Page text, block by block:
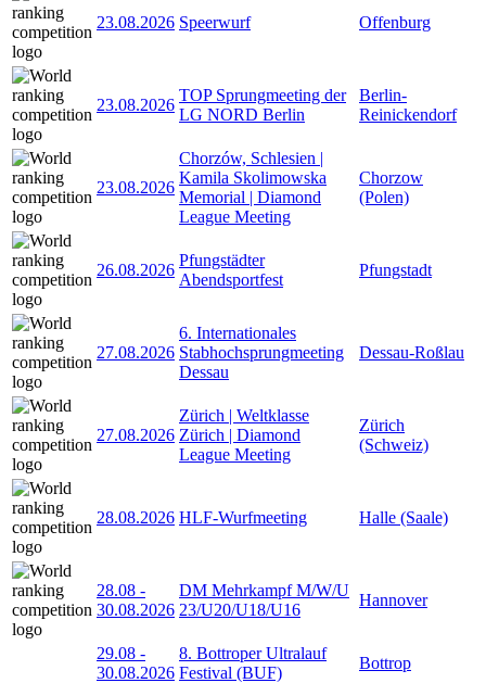
23.08.2026 Speerwurf Offenburg
23.08.2026
TOP Sprungmeeting der
LG NORD Berlin
Berlin-
Reinickendorf
23.08.2026
Chorzów, Schlesien |
Kamila Skolimowska
Memorial | Diamond
League Meeting
Chorzow
(Polen)
26.08.2026
Pfungstädter
Abendsportfest
Pfungstadt
27.08.2026
6. Internationales
Stabhochsprungmeeting
Dessau
Dessau-Roßlau
27.08.2026
Zürich | Weltklasse
Zürich | Diamond
League Meeting
Zürich
(Schweiz)
28.08.2026 HLF-Wurfmeeting Halle (Saale)
28.08 -
30.08.2026
DM Mehrkampf M/W/U
23/U20/U18/U16
Hannover
29.08 -
30.08.2026
8. Bottroper Ultralauf
Festival (BUF)
Bottrop